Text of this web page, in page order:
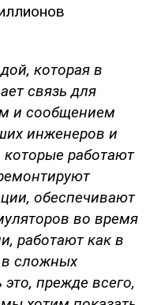
которая в
связь для
и сообщением
инженеров и
которые работают
обеспечивают
во время
работают как в
в сложных
прежде всего,